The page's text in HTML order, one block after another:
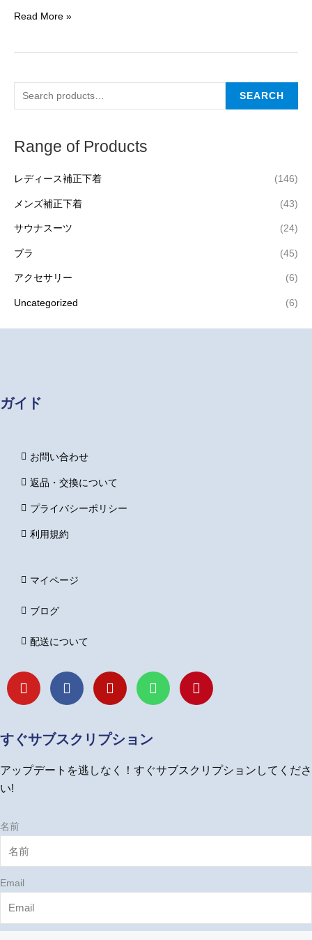
Read More »
SEARCH
Range of Products
レディース補正下着 (146)
メンズ補正下着 (43)
サウナスーツ (24)
ブラ (45)
アクセサリー (6)
Uncategorized (6)
ガイド
お問い合わせ
返品・交換について
プライバシーポリシー
利用規約
マイページ
ブログ
配送について
Y
o
u
u
b
F
a
c
b
o
k
I
n
s
a
g
a
L
i
n
P
i
n
s
すぐサブスクリプション
アップデートを逃しなく！すぐサブスクリプションしてくださ
い!
名前
Email